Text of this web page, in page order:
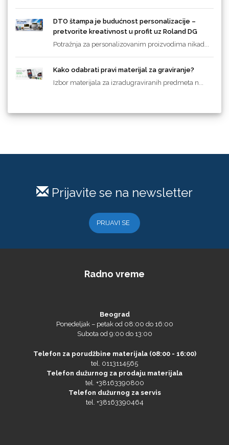
DTO štampa je budućnost personalizacije –
pretvorite kreativnost u profit uz Roland DG
Potražnja za personalizovanim proizvodima nikad...
Kako odabrati pravi materijal za graviranje?
Izbor materijala za izradugraviranih predmeta n...
Prijavite se na newsletter
PRIJAVI SE
Radno vreme
Beograd
Ponedeljak – petak od 08:00 do 16:00
Subota od 9:00 do 13:00
Telefon za porudžbine materijala (08:00 - 16:00)
tel. 0113114565
Telefon dužurnog za prodaju materijala
tel. +38163390800
Telefon dužurnog za servis
tel. +38163390464